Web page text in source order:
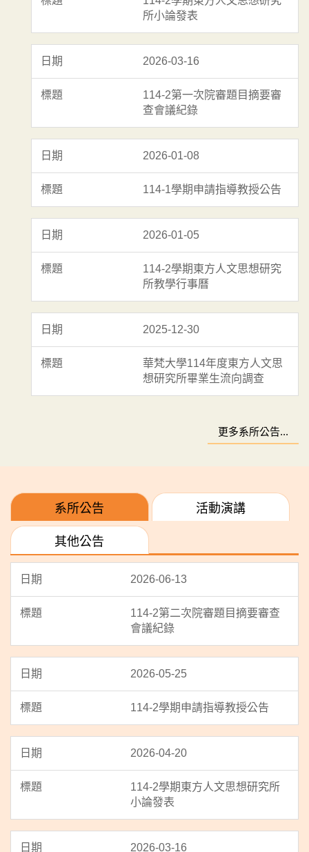
所小論發表
2026-03-16
114-2第一次院審題目摘要審
查會議紀錄
2026-01-08
114-1學期申請指導教授公告
2026-01-05
114-2學期東方人文思想研究
所教學行事曆
2025-12-30
華梵大學114年度東方人文思
想研究所畢業生流向調查
更多系所公告...
系所公告 活動演講
其他公告
2026-06-13
114-2第二次院審題目摘要審查
會議紀錄
2026-05-25
114-2學期申請指導教授公告
2026-04-20
114-2學期東方人文思想研究所
小論發表
2026-03-16